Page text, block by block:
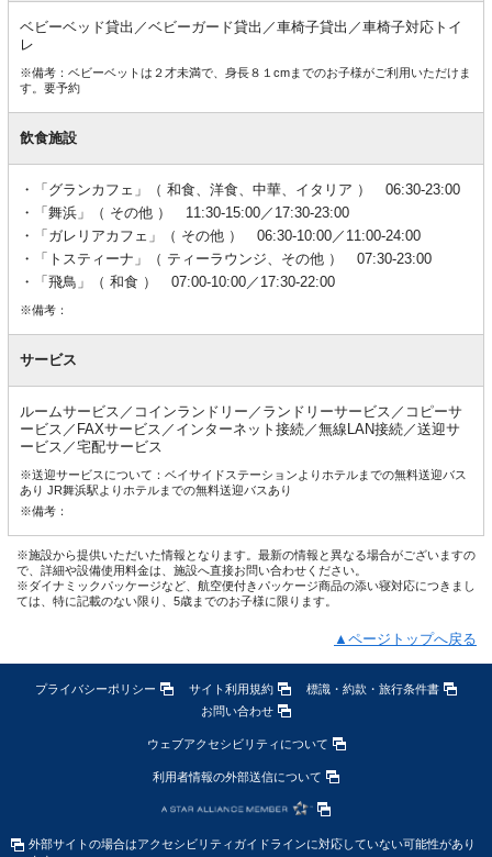
ベビーベッド貸出／ベビーガード貸出／車椅子貸出／車椅子対応トイ
レ
※備考：ベビーベットは２才未満で、身長８１cmまでのお子様がご利用いただけま
す。要予約
飲食施設
「グランカフェ」（ 和食、洋食、中華、イタリア ） 06:30-23:00
「舞浜」（ その他 ） 11:30-15:00／17:30-23:00
「ガレリアカフェ」（ その他 ） 06:30-10:00／11:00-24:00
「トスティーナ」（ ティーラウンジ、その他 ） 07:30-23:00
「飛鳥」（ 和食 ） 07:00-10:00／17:30-22:00
※備考：
サービス
ルームサービス／コインランドリー／ランドリーサービス／コピーサ
ービス／FAXサービス／インターネット接続／無線LAN接続／送迎サ
ービス／宅配サービス
※送迎サービスについて：ベイサイドステーションよりホテルまでの無料送迎バス
あり JR舞浜駅よりホテルまでの無料送迎バスあり
※備考：
※施設から提供いただいた情報となります。最新の情報と異なる場合がございますの
で、詳細や設備使用料金は、施設へ直接お問い合わせください。
※ダイナミックパッケージなど、航空便付きパッケージ商品の添い寝対応につきまし
ては、特に記載のない限り、5歳までのお子様に限ります。
▲ページトップへ戻る
プライバシーポリシー サイト利用規約
標識・約款・旅行条件書
お問い合わせ
ウェブアクセシビリティについて
利用者情報の外部送信について
外部サイトの場合はアクセシビリティガイドラインに対応していない可能性があり